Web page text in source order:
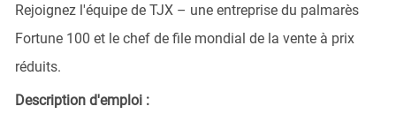
Rejoignez l'équipe de TJX – une entreprise du palmarès
Fortune 100 et le chef de file mondial de la vente à prix
réduits.
Description d'emploi :